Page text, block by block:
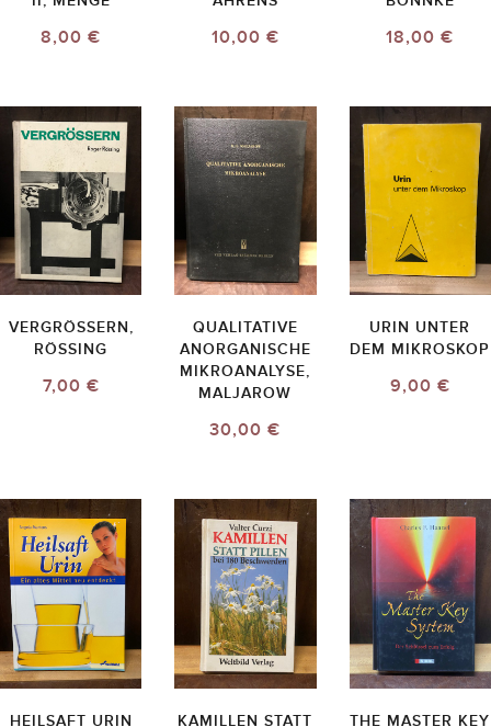
8,00 € 10,00 € 18,00 €
VERGRÖSSERN,
RÖSSING
7,00 €
QUALITATIVE
ANORGANISCHE
MIKROANALYSE,
MALJAROW
30,00 €
URIN UNTER
DEM MIKROSKOP
9,00 €
HEILSAFT URIN
KAMILLEN STATT
THE MASTER KEY